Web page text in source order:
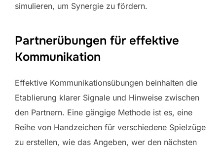
simulieren, um Synergie zu fördern.
Partnerübungen für effektive
Kommunikation
Effektive Kommunikationsübungen beinhalten die
Etablierung klarer Signale und Hinweise zwischen
den Partnern. Eine gängige Methode ist es, eine
Reihe von Handzeichen für verschiedene Spielzüge
zu erstellen, wie das Angeben, wer den nächsten